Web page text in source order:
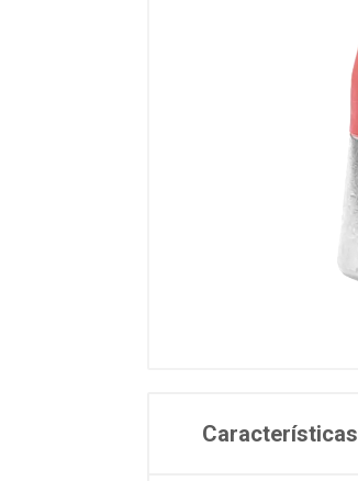
Características